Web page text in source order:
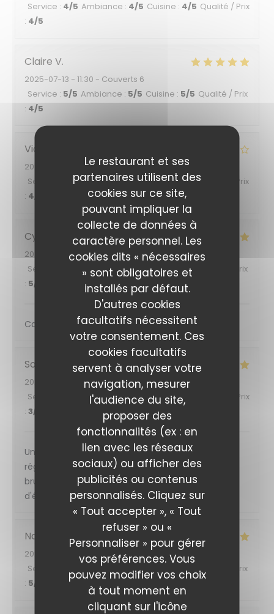
Le restaurant et ses
partenaires utilisent des
cookies sur ce site,
pouvant impliquer la
collecte de données à
caractère personnel. Les
cookies dits « nécessaires
» sont obligatoires et
installés par défaut.
D'autres cookies
facultatifs nécessitent
votre consentement. Ces
cookies facultatifs
servent à analyser votre
navigation, mesurer
l'audience du site,
proposer des
fonctionnalités (ex : en
lien avec les réseaux
sociaux) ou afficher des
publicités ou contenus
personnalisés. Cliquez sur
« Tout accepter », « Tout
refuser » ou «
Personnaliser » pour gérer
vos préférences. Vous
pouvez modifier vos choix
à tout moment en
cliquant sur l'icône
Service : 4/5 Ambiance : 4/5 Cuisine : 4/5 Qualité / Prix
: 4/5
Claire V
2025-07-13 - 11:30 - Couverts 6
Service : 5/5 Ambiance : 5/5 Cuisine : 5/5 Qualité / Prix
: 4/5
Vicky
2025-07-13
- 13:00 - Couverts 4
Service
/5 Ambiance: 4 /5 Cuisine: 5/5 Qualité / Prix
: 4
Cynthia
2025-07-06- 12:00 - Couverts 2
Service
Ambiance:5/5 Cuisine: 5/5
Qualité / Prix
: 5/5
Cadre très agréable et buffet original
Solenne
2025-07-06
- 11:45 - Couverts 2
Service
Ambiance:4/5 Cuisine:4
Qualité / Prix
: 3/5
Un service correct, ce brunch salé sucré nous à
régalé avec des fruits de saison. La lumière et le
bruit sont tamisés qu'elle délice avec les chaleurs
d'été.
Nadine
2025-07-03
- 19:00 - Couverts 3
Service
Ambiance 5/5 /5
Qualité / Prix
: 5/5